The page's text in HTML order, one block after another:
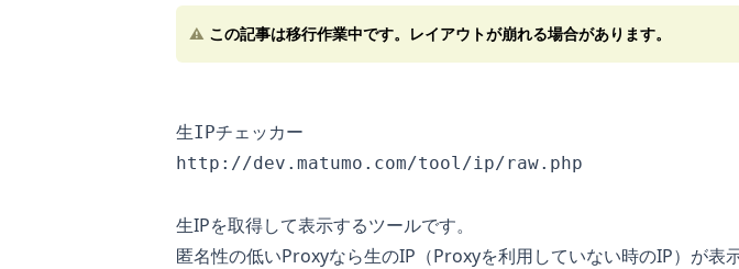
⚠️ この記事は移行作業中です。レイアウトが崩れる場合があります。
http://dev.matumo.com/tool/ip/raw.php
生IPを取得して表示するツールです。
匿名性の低いProxyなら生のIP（Proxyを利用していない時のIP）が表